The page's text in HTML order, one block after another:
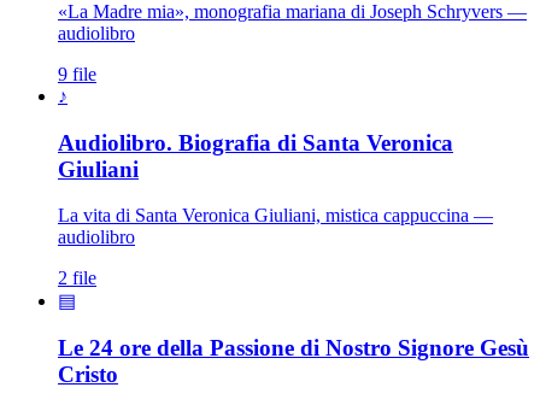
«La Madre mia», monografia mariana di Joseph Schryvers —
audiolibro
9 file
♪
Audiolibro. Biografia di Santa Veronica
Giuliani
La vita di Santa Veronica Giuliani, mistica cappuccina —
audiolibro
2 file
▤
Le 24 ore della Passione di Nostro Signore Gesù
Cristo